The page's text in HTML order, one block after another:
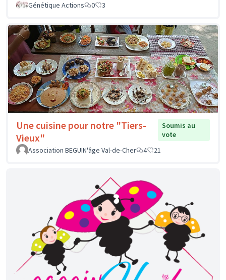
Génétique Actions 0 3
Une cuisine pour notre "Tiers-
Vieux"
Soumis au
vote
Association BEGUIN'âge Val-de-Cher
4 21